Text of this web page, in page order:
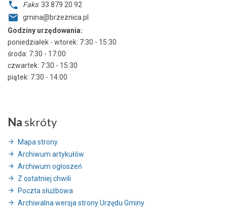
Faks: 33 879 20 92
gmina@brzeznica.pl
Godziny urzędowania:
poniedziałek - wtorek: 7:30 - 15:30
środa: 7:30 - 17:00
czwartek: 7:30 - 15:30
piątek: 7:30 - 14:00
Na skróty
Mapa strony
Archiwum artykułów
Archiwum ogłoszeń
Z ostatniej chwili
Poczta służbowa
Archiwalna wersja strony Urzędu Gminy